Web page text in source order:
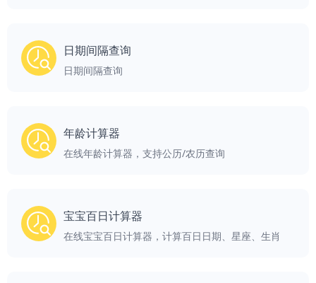
日期间隔查询
日期间隔查询
年龄计算器
在线年龄计算器，支持公历/农历查询
宝宝百日计算器
在线宝宝百日计算器，计算百日日期、星座、生肖